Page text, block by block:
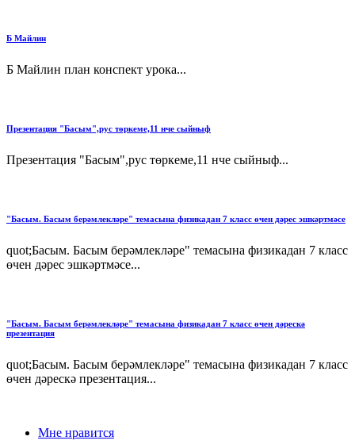
Б Майлин
Б Майлин план конспект урока...
Презентация "Басым",рус төркеме,11 нче сыйныф
Презентация "Басым",рус төркеме,11 нче сыйныф...
"Басым. Басым берәмлекләре" темасына физикадан 7 класс өчен дәрес эшкәртмәсе
quot;Басым. Басым берәмлекләре" темасына физикадан 7 класс
өчен дәрес эшкәртмәсе...
"Басым. Басым берәмлекләре" темасына физикадан 7 класс өчен дәрескә
презентация
quot;Басым. Басым берәмлекләре" темасына физикадан 7 класс
өчен дәрескә презентация...
Мне нравится